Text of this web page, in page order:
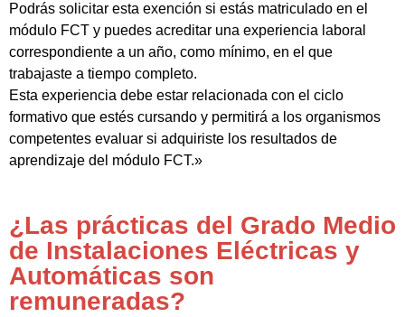
Podrás solicitar esta exención si estás matriculado en el
módulo FCT y puedes acreditar una experiencia laboral
correspondiente a un año, como mínimo, en el que
trabajaste a tiempo completo.
Esta experiencia debe estar relacionada con el ciclo
formativo que estés cursando y permitirá a los organismos
competentes evaluar si adquiriste los resultados de
aprendizaje del módulo FCT.»
¿Las prácticas del Grado Medio
de Instalaciones Eléctricas y
Automáticas son
remuneradas?